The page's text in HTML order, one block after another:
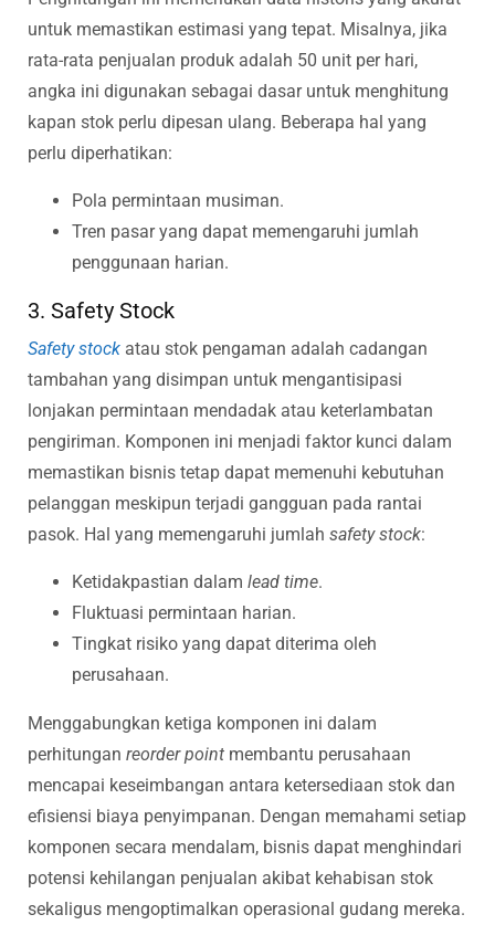
untuk memastikan estimasi yang tepat. Misalnya, jika
rata-rata penjualan produk adalah 50 unit per hari,
angka ini digunakan sebagai dasar untuk menghitung
kapan stok perlu dipesan ulang. Beberapa hal yang
perlu diperhatikan:
Pola permintaan musiman.
Tren pasar yang dapat memengaruhi jumlah
penggunaan harian.
3. Safety Stock
Safety stock atau stok pengaman adalah cadangan
tambahan yang disimpan untuk mengantisipasi
lonjakan permintaan mendadak atau keterlambatan
pengiriman. Komponen ini menjadi faktor kunci dalam
memastikan bisnis tetap dapat memenuhi kebutuhan
pelanggan meskipun terjadi gangguan pada rantai
pasok. Hal yang memengaruhi jumlah safety stock:
Ketidakpastian dalam lead time.
Fluktuasi permintaan harian.
Tingkat risiko yang dapat diterima oleh
perusahaan.
Menggabungkan ketiga komponen ini dalam
perhitungan reorder point membantu perusahaan
mencapai keseimbangan antara ketersediaan stok dan
efisiensi biaya penyimpanan. Dengan memahami setiap
komponen secara mendalam, bisnis dapat menghindari
potensi kehilangan penjualan akibat kehabisan stok
sekaligus mengoptimalkan operasional gudang mereka.